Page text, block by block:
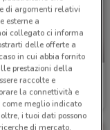
-3 GIORNI
1.7 km
di argomenti relativi
esterne a
collegato ci informa
delle offerte a
in cui abbia fornito
prestazioni della
raccolte e
la connettività e
come meglio indicato
i tuoi dati possono
di mercato,